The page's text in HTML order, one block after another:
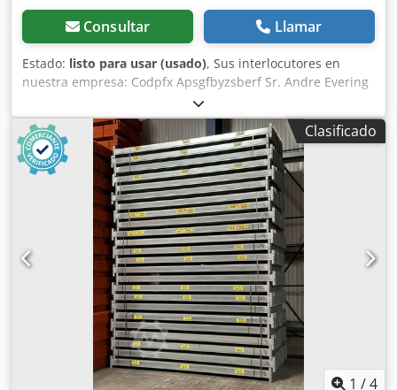
Consultar Llamar
Estado: listo para usar (usado), Sus interlocutores en
nuestra empresa: Codpfx Apsgfbyzsberf Sr. Andre Evering
Sr. Mario Klöver Sr. Falk Deutsch Sr. Simon Blank Aquí le
ofrecemos un perfil CS Sigma usado para la venta. El
precio indicado se refiere al precio por unidad. El alcance
del suministro incluye: 1 perfil CS Sigma, usado Color del
material: blanco crema Longitud del perfil: aprox. 2.200
mm Dimensiones del perfil CS: aprox. 150 x 50 x 15 mm
Grosor del material: aprox. 2,25 mm Peso/unidad: aprox.
10,500 kg Los perfiles CS Sigma pueden estar doblados o
presentar ligeros daños o signos de óxido. Nuestros
servicios de un vistazo: (Precios bajo consulta) Montaje y
ensamblaje Se deben respetar nuestras condiciones
generales de montaje Inspección de estanterías Inspección
de estanterías según la norma DIN EN 15635, realizada
según los requisitos de la BGR 234, inspección visual para
todos los sistemas de estanterías Entrega con nuestra
propia flota (sin descarga)
Clasificado
1 /4